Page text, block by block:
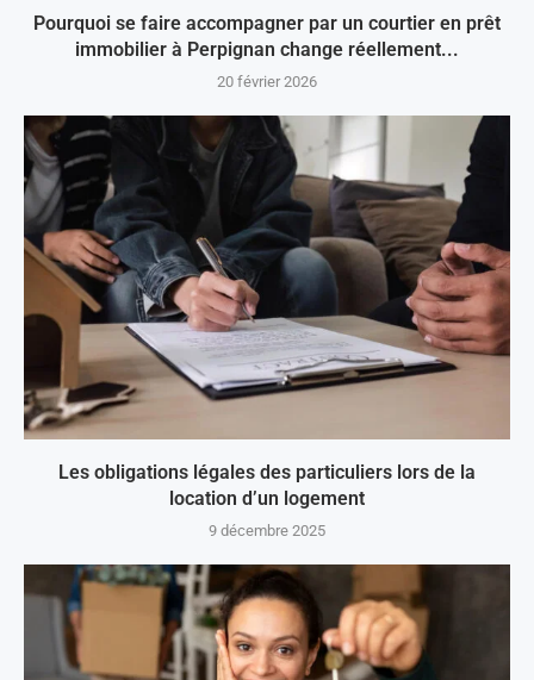
Pourquoi se faire accompagner par un courtier en prêt
immobilier à Perpignan change réellement...
20 février 2026
Les obligations légales des particuliers lors de la
location d’un logement
9 décembre 2025